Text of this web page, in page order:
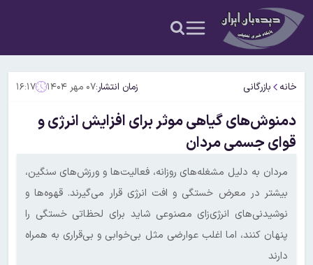
خانه بازرگانی زمان انتشار:۰۷ مهر ۱۴۰۴ ۱۶:۱۷
دمنوش‌های گیاهی موثر برای افزایش انرژی و
قوای جسمی مردان
مردان به دلیل مشغله‌های روزانه، فعالیت‌ها و ورزش‌های سنگین،
بیشتر در معرض خستگی و افت انرژی قرار می‌گیرند. قهوه‌ها و
نوشیدنی‌های انرژی‌زای مصنوعی شاید برای لحظاتی خستگی را
پنهان کنند، اما اغلب عوارضی مثل بی‌خوابی و بی‌قراری به همراه
دارند